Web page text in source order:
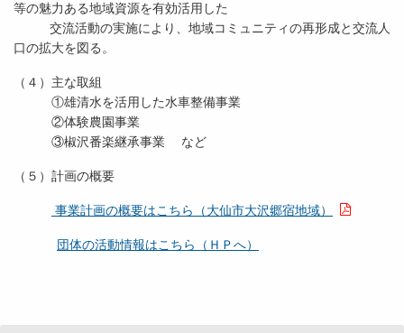
等の魅力ある地域資源を有効活用した
交流活動の実施により、地域コミュニティの再形成と交流人
口の拡大を図る。
（４）主な取組
①雄清水を活用した水車整備事業
②体験農園事業
③椒沢番楽継承事業 など
（５）計画の概要
事業計画の概要はこちら（大仙市大沢郷宿地域）
団体の活動情報はこちら（ＨＰへ）